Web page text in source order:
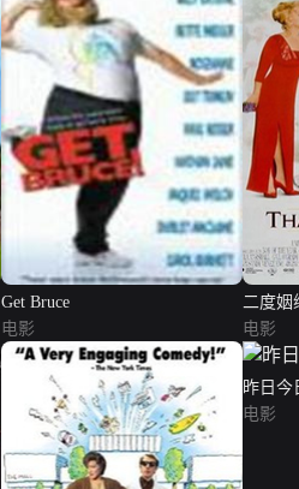
Get Bruce
电影
二度姻
电影
昨日今
电影